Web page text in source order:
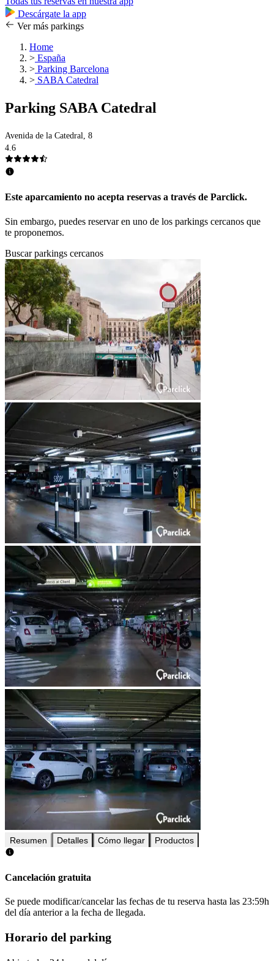
Descárgate la app
Ver más parkings
Home
> España
> Parking Barcelona
> SABA Catedral
Parking SABA Catedral
Avenida de la Catedral, 8
4.6
Este aparcamiento no acepta reservas a través de Parclick.
Sin embargo, puedes reservar en uno de los parkings cercanos que
te proponemos.
Buscar parkings cercanos
Resumen Detalles Cómo llegar Productos
Cancelación gratuita
Se puede modificar/cancelar las fechas de tu reserva hasta las 23:59h
del día anterior a la fecha de llegada.
Horario del parking